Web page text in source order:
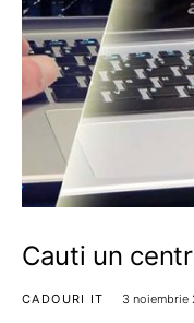
Cauti un
CADOURI IT 3 noiembrie